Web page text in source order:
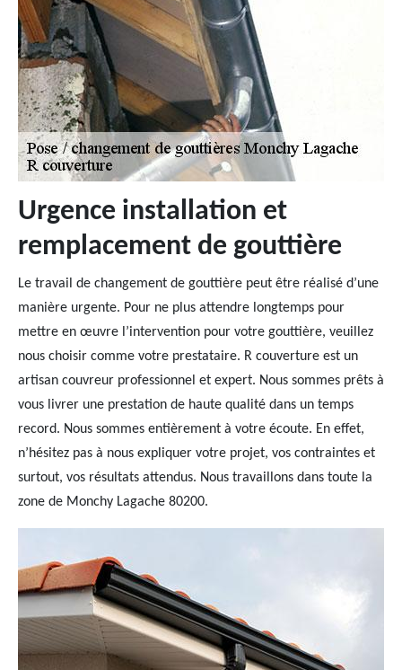
Urgence installation et
remplacement de gouttière
Le travail de changement de gouttière peut être réalisé d’une
manière urgente. Pour ne plus attendre longtemps pour
mettre en œuvre l’intervention pour votre gouttière, veuillez
nous choisir comme votre prestataire. R couverture est un
artisan couvreur professionnel et expert. Nous sommes prêts à
vous livrer une prestation de haute qualité dans un temps
record. Nous sommes entièrement à votre écoute. En effet,
n’hésitez pas à nous expliquer votre projet, vos contraintes et
surtout, vos résultats attendus. Nous travaillons dans toute la
zone de Monchy Lagache 80200.